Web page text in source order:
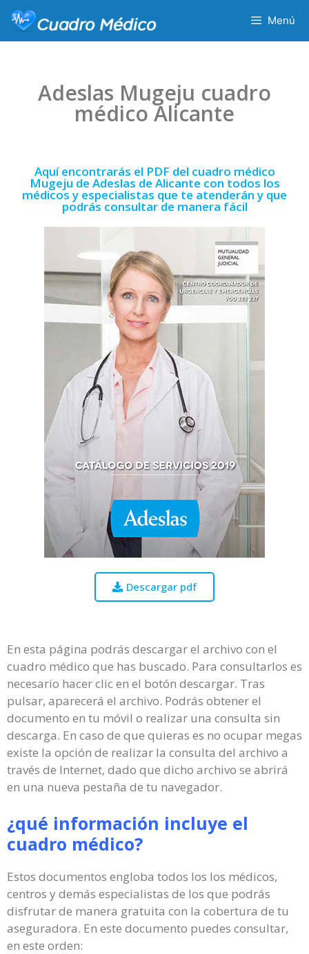
Menú
Adeslas Mugeju cuadro
médico Alicante
Aquí encontrarás el PDF del cuadro médico
Mugeju de Adeslas de Alicante con todos los
médicos y especialistas que te atenderán y que
podrás consultar de manera fácil
Descargar pdf
En esta página podrás descargar el archivo con el
cuadro médico que has buscado. Para consultarlos es
necesario hacer clic en el botón descargar. Tras
pulsar, aparecerá el archivo. Podrás obtener el
documento en tu móvil o realizar una consulta sin
descarga. En caso de que quieras es no ocupar megas
existe la opción de realizar la consulta del archivo a
través de Internet, dado que dicho archivo se abrirá
en una nueva pestaña de tu navegador.
¿qué información incluye el
cuadro médico?
Estos documentos engloba todos los los médicos,
centros y demás especialistas de los que podrás
disfrutar de manera gratuita con la cobertura de tu
aseguradora. En este documento puedes consultar,
en este orden: